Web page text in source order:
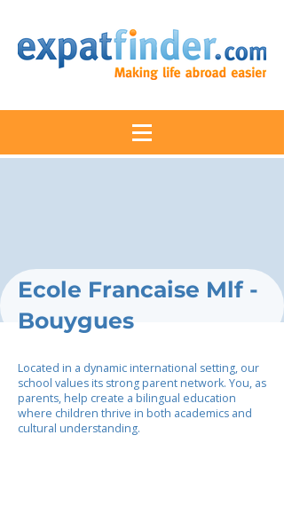
Ecole Francaise Mlf -
Bouygues
Located in a dynamic international setting, our
school values its strong parent network. You, as
parents, help create a bilingual education
where children thrive in both academics and
cultural understanding.